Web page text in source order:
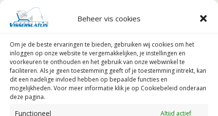
Beheer vis cookies
Om je de beste ervaringen te bieden, gebruiken wij cookies om het
inloggen op onze website te vergemakkelijken, je instellingen en
voorkeuren te onthouden en het gebruik van onze webwinkel te
faciliteren. Als je geen toestemming geeft of je toestemming intrekt, kan
dit een nadelige invloed hebben op bepaalde functies en
mogelijkheden. Voor meer informatie klik je op Cookiebeleid onderaan
deze pagina.
Functioneel Altijd actief